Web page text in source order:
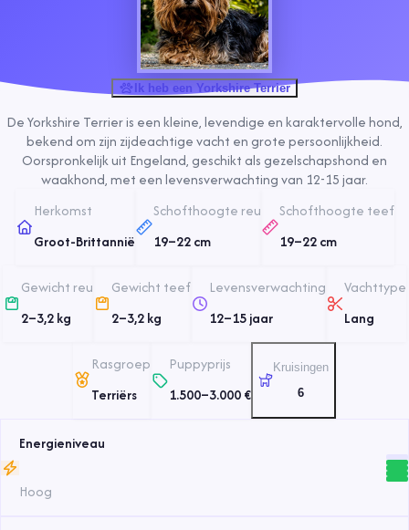
Ik heb een Yorkshire Terrier
De Yorkshire Terrier is een kleine, levendige en karaktervolle hond,
bekend om zijn zijdeachtige vacht en grote persoonlijkheid.
Oorspronkelijk uit Engeland, geschikt als gezelschapshond en
waakhond, met een levensverwachting van 12-15 jaar.
Herkomst
Groot-Brittannië
Schofthoogte reu
19–22 cm
Schofthoogte teef
19–22 cm
Gewicht reu
2–3,2kg
Gewicht teef
2–3,2kg
Levensverwachting
12–15jaar
Vachttype
Lang
Rasgroep
Terriërs
Puppyprijs
1.500–3.000 €
Kruisingen
6
Energieniveau
Hoog